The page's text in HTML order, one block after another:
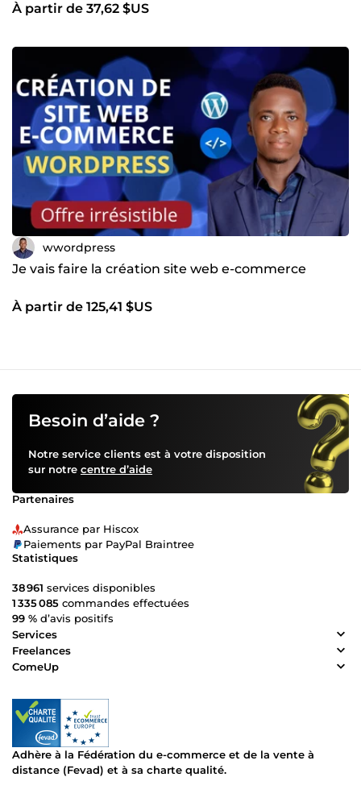
À partir de 37,62 $US
wwordpress
Je vais faire la création site web e-commerce
À partir de 125,41 $US
Besoin d’aide ?
Notre service clients est à votre disposition
sur notre centre d’aide
Partenaires
Assurance par Hiscox
Paiements par PayPal Braintree
Statistiques
38 961 services disponibles
1 335 085 commandes effectuées
99 % d’avis positifs
Services
Freelances
ComeUp
Adhère à la Fédération du e-commerce et de la vente à
distance (Fevad) et à sa charte qualité.